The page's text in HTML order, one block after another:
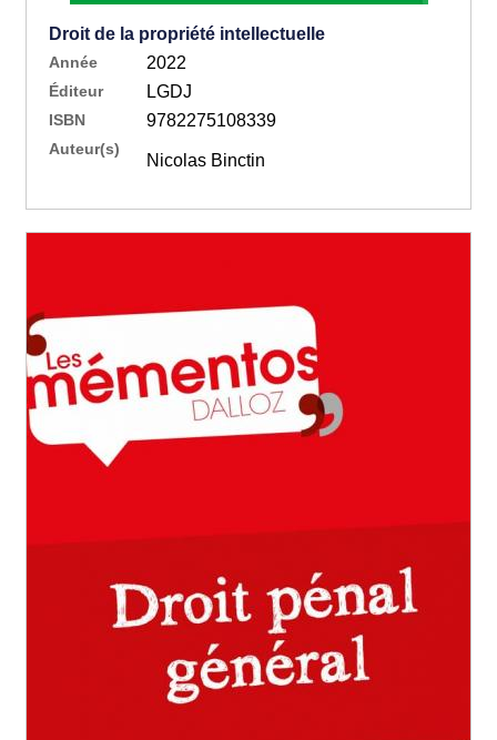
Droit de la propriété intellectuelle
Année 2022
Éditeur LGDJ
ISBN 9782275108339
Auteur(s)
Nicolas Binctin